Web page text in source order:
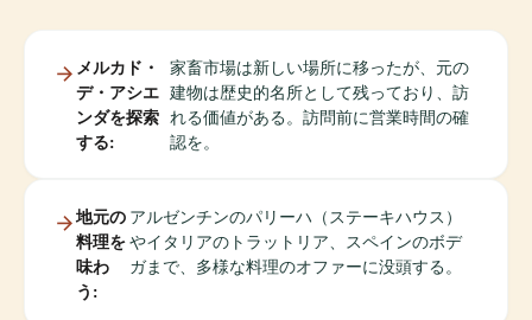
メルカド・
デ・アシエ
ンダを探索
する:
家畜市場は新しい場所に移ったが、元の
建物は歴史的名所として残っており、訪
れる価値がある。訪問前に営業時間の確
認を。
地元の
料理を
味わ
う:
アルゼンチンのパリーハ（ステーキハウス）
やイタリアのトラットリア、スペインのボデ
ガまで、多様な料理のオファーに没頭する。